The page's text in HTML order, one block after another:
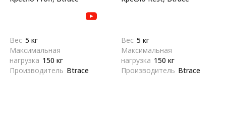
Вес 5 кг
Максимальная
нагрузка 150 кг
Производитель Btrace
Вес 5 кг
Максимальная
нагрузка 150 кг
Производитель Btrace